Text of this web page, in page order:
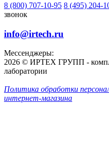
8 (800) 707-10-95 8 (495) 204-
звонок
info@irtech.ru
Мессенджеры:
2026 © ИРТЕХ ГРУПП -
лаборатории
Политика обработки
интернет-магазина